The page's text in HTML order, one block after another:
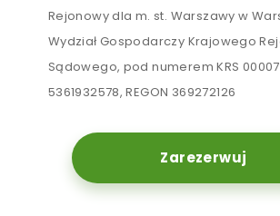
Rejonowy dla m. st. Warszawy w
Wydział Gospodarczy Krajowego
Sądowego, pod numerem KRS
5361932578, REGON 369272126
Zarezerwuj